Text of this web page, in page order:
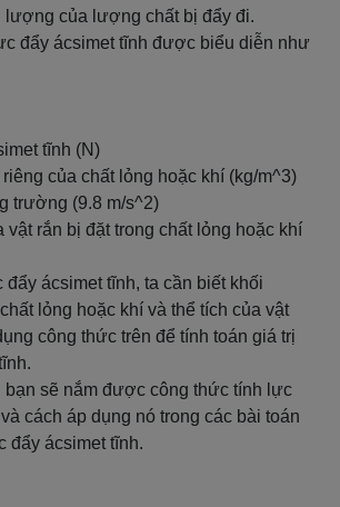
lượng của lượng chất bị đẩy đi.
đẩy ácsimet tĩnh được biểu diễn như
tĩnh (N)
của chất lỏng hoặc khí (kg/m^3)
trường (9.8 m/s^2)
vật rắn bị đặt trong chất lỏng hoặc khí
ácsimet tĩnh, ta cần biết khối
lỏng hoặc khí và thể tích của vật
công thức trên để tính toán giá trị
bạn sẽ nắm được công thức tính lực
cách áp dụng nó trong các bài toán
đẩy ácsimet tĩnh.